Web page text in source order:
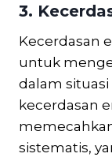
3.
Kecerdasan
untuk
dalam
kecerdasan
sistematis,